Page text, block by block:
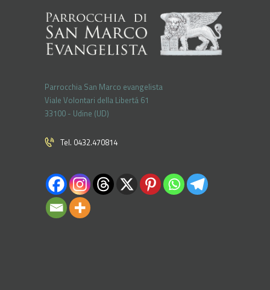
Parrocchia San Marco evangelista
Viale Volontari della Libertá 61
33100 - Udine (UD)
Tel. 0432.470814